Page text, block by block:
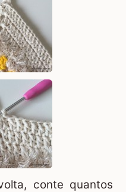
conte quantos